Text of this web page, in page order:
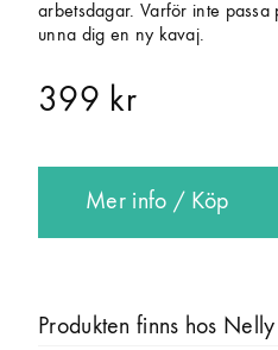
arbetsdagar. Varför inte passa
unna dig en ny kavaj.
399 kr
Mer info / Köp
Produkten finns hos Nelly